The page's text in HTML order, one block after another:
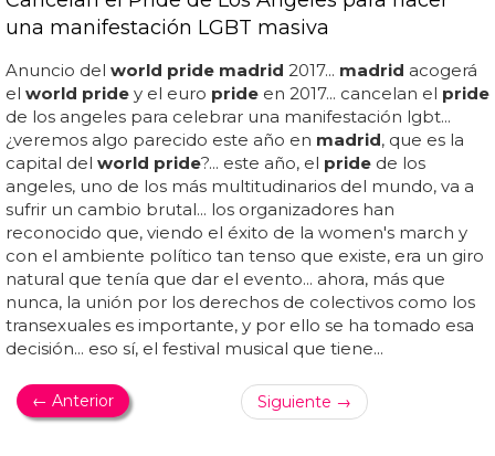
una manifestación LGBT masiva
Anuncio del world pride madrid 2017... madrid acogerá
el world pride y el euro pride en 2017... cancelan el pride
de los angeles para celebrar una manifestación lgbt...
¿veremos algo parecido este año en madrid, que es la
capital del world pride?... este año, el pride de los
angeles, uno de los más multitudinarios del mundo, va a
sufrir un cambio brutal... los organizadores han
reconocido que, viendo el éxito de la women's march y
con el ambiente político tan tenso que existe, era un giro
natural que tenía que dar el evento... ahora, más que
nunca, la unión por los derechos de colectivos como los
transexuales es importante, y por ello se ha tomado esa
decisión... eso sí, el festival musical que tiene...
← Anterior Siguiente →